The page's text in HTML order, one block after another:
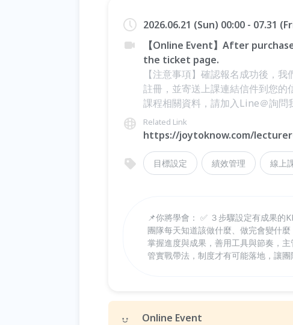
2026.06.21 (Sun) 00:00 - 07.31
【Online Event】After
the ticket page.
【注意事項】確認報名成功後，
註冊，並寄送上課連結信件到您
課程相關資料，請加入Line＠詢
Related Link
https://joytoknow.com/
目標設定 績效管理 線上
📌你將學會： ✅ ３步驟設定有成果的
團隊每天知道該做什麼、做完會變什
掌握進度與成果，善用工具與節奏，
管實戰帶法，制度才有可能落地，讓團
Online Event